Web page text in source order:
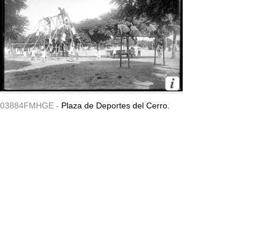
03884FMHGE - Plaza de Deportes del Cerro.